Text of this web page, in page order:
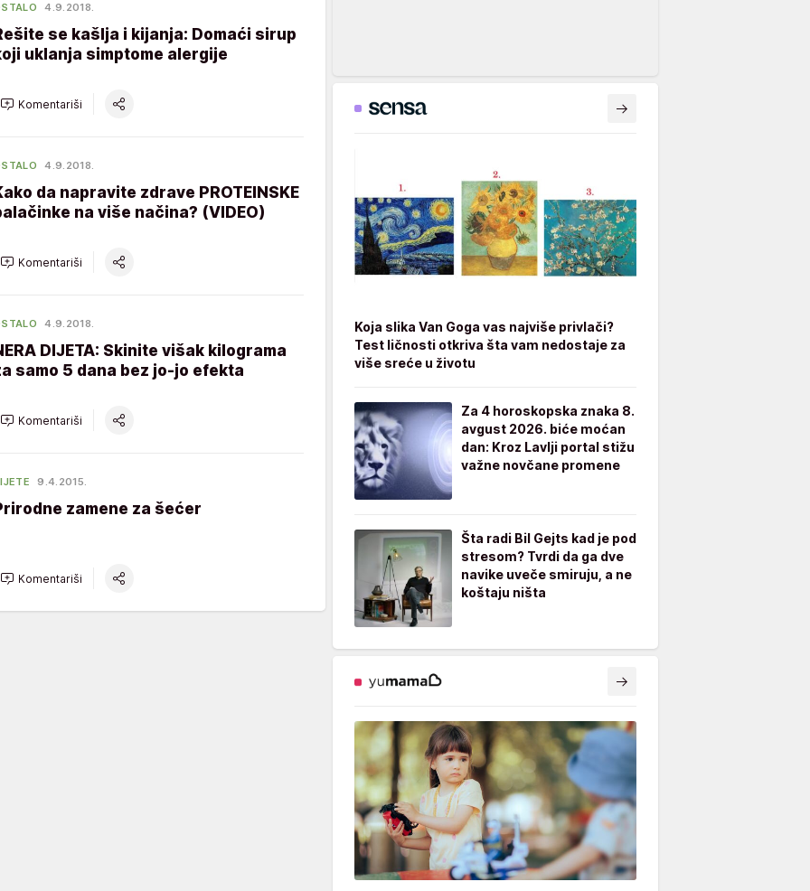
4.9.2018.
se kašlja i kijanja: Domaći sirup
uklanja simptome alergije
Komentariši
4.9.2018.
da napravite zdrave PROTEINSKE
na više načina? (VIDEO)
Komentariši
4.9.2018.
DIJETA: Skinite višak kilograma
samo 5 dana bez jo-jo efekta
Komentariši
9.4.2015.
zamene za šećer
Komentariši
Koja slika Van Goga vas najviše privlači?
Test ličnosti otkriva šta vam nedostaje za
više sreće u životu
Za 4 horoskopska znaka 8.
avgust 2026. biće moćan
dan: Kroz Lavlji portal stižu
važne novčane promene
Šta radi Bil Gejts kad je pod
stresom? Tvrdi da ga dve
navike uveče smiruju, a ne
koštaju ništa